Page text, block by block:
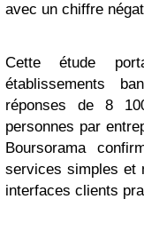
avec un chiffre
Cette étude
établissements
réponses de 8
personnes par
Boursorama
services simples et
interfaces clients